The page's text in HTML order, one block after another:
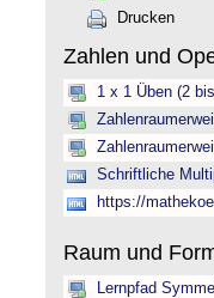
Drucken
Zahlen und
1 x 1 Üben (2
Schriftliche
https://
Raum und
Lernpfad